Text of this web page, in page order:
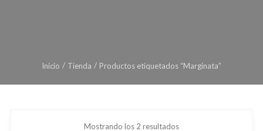
Inicio Tienda Productos etiquetados “Marginata”
Mostrando los 2 resultados